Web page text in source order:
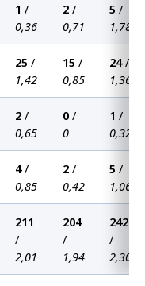
1 /
0,36
2 /
0,71
5 /
1,78
25 /
1,42
15 /
0,85
24/
1,36
2 /
0,65
0 /
0
1 /
0,32
4/
0,85
2 /
0,42
5 /
1,06
211
/
2,01
204
/
1,94
242
/
2,30